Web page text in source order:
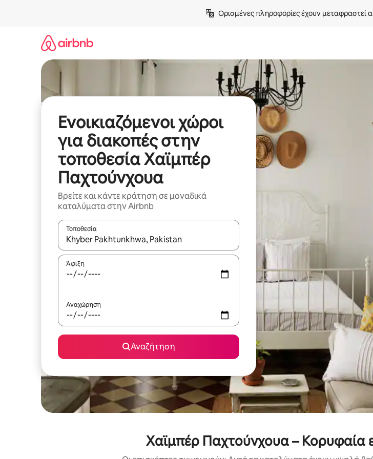
Ορισμένες πληροφορίες έχουν μεταφραστεί
Ενοικιαζόμενοι χώροι
για διακοπές στην
τοποθεσία Χαϊμπέρ
Παχτούνχουα
Βρείτε και κάντε κράτηση σε μοναδικά
καταλύματα στην Airbnb
Τοποθεσία
Όταν τα αποτελέσματα είναι διαθέσιμα, μπορείτε να πλοηγηθείτε στη σελίδα με τα
Άφιξη
Αναχώρηση
Αναζήτηση
Χαϊμπέρ Παχτούνχουα – Κορυφαία